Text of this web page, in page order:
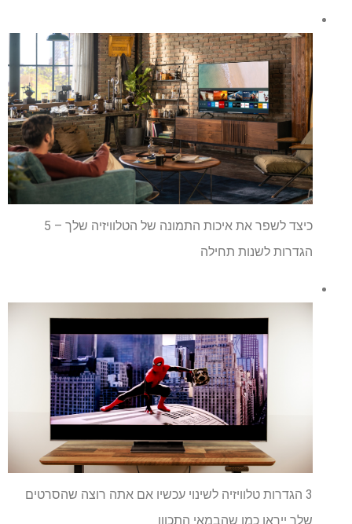
כיצד לשפר את איכות התמונה של הטלוויזיה שלך – 5
הגדרות לשנות תחילה
3 הגדרות טלוויזיה לשינוי עכשיו אם אתה רוצה שהסרטים
שלך ייראו כמו שהבמאי התכוון